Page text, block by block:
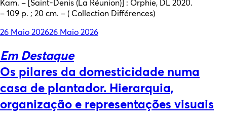
Kam. – [Saint-Denis (La Réunion)] : Orphie, DL 2020.
– 109 p. ; 20 cm. – ( Collection Différences)
Posted
26 Maio 202626 Maio 2026
Em Destaque
Os pilares da domesticidade numa
casa de plantador. Hierarquia,
organização e representações visuais